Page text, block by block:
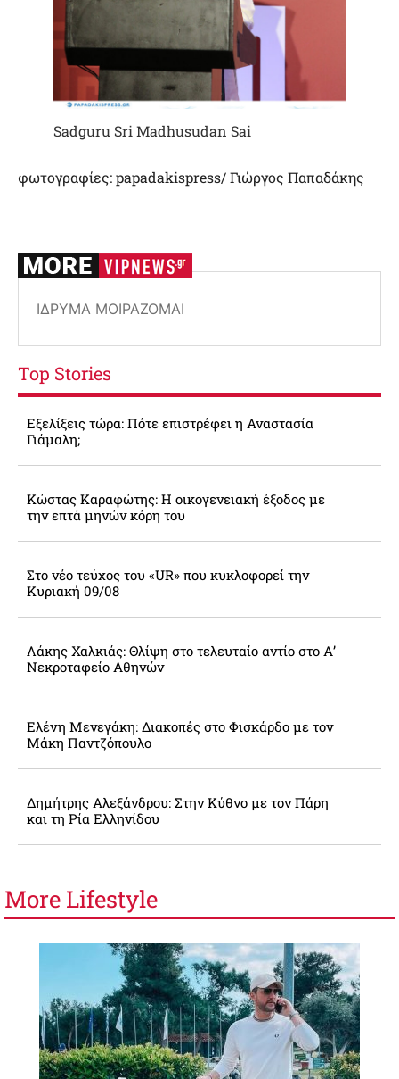
Sadguru Sri Madhusudan Sai
φωτογραφίες: papadakispress/ Γιώργος Παπαδάκης
ΊΔΡΥΜΑ ΜΟΙΡΑΖΟΜΑΙ
Top Stories
Εξελίξεις τώρα: Πότε επιστρέφει η Αναστασία
Γιάμαλη;
Κώστας Καραφώτης: Η οικογενειακή έξοδος με
την επτά μηνών κόρη του
Στο νέο τεύχος του «UR» που κυκλοφορεί την
Κυριακή 09/08
Λάκης Χαλκιάς: Θλίψη στο τελευταίο αντίο στο Α’
Νεκροταφείο Αθηνών
Ελένη Μενεγάκη: Διακοπές στο Φισκάρδο με τον
Μάκη Παντζόπουλο
Δημήτρης Αλεξάνδρου: Στην Κύθνο με τον Πάρη
και τη Ρία Ελληνίδου
More Lifestyle